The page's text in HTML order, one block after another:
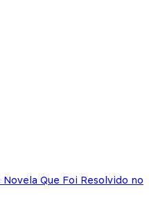
Novela Que Foi Resolvido no